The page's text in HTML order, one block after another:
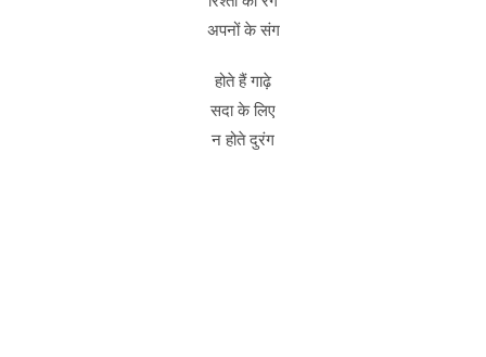
अपनों के संग
होते हैं गाढ़े
सदा के लिए
न होते दुरंग